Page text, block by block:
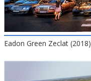
Eadon Green Zeclat (2018)